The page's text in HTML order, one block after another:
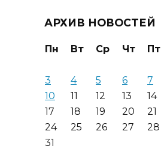
АРХИВ НОВОСТЕЙ
Пн Вт Ср Чт Пт
3
4 5 6 7
10
11 12 13 14
17
18 19 20 21
24
25 26 27 28
31